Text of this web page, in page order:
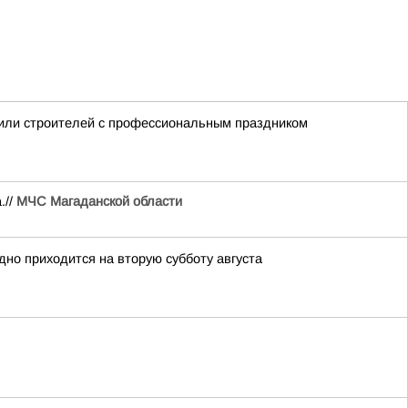
строителей с профессиональным праздником
МЧС Магаданской области
приходится на вторую субботу августа